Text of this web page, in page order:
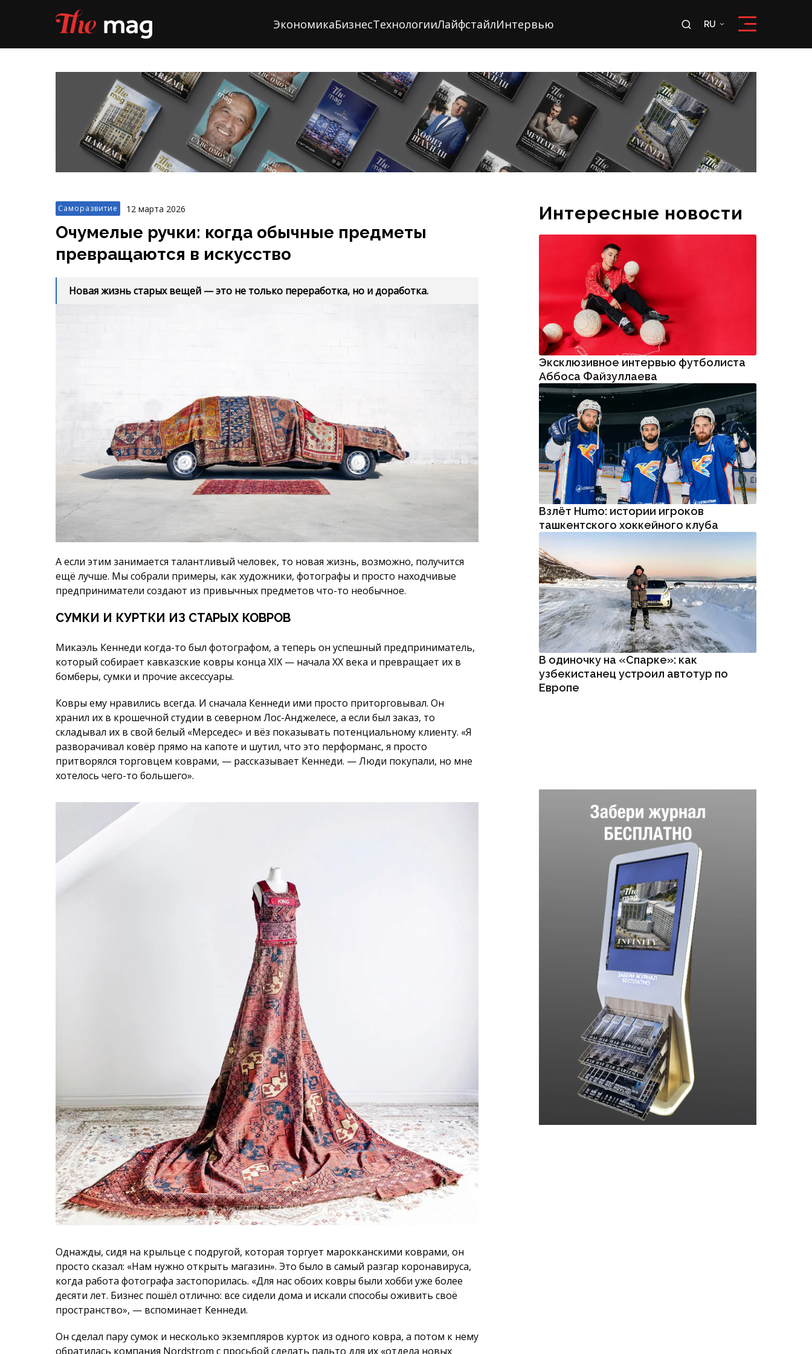
ЭкономикаБизнесТехнологииЛайфстайлИнтервью RU
Саморазвитие 12 марта 2026
Очумелые ручки: когда обычные предметы
превращаются в искусство
А если этим занимается талантливый человек, то новая жизнь, возможно, получится
ещё лучше. Мы собрали примеры, как художники, фотографы и просто находчивые
предприниматели создают из привычных предметов что-то необычное.
CУМКИ И КУРТКИ ИЗ СТАРЫХ КОВРОВ
который собирает кавказские ковры конца XIX — начала XX века и превращает их в
бомберы, сумки и прочие аксессуары.
хранил их в крошечной студии в северном Лос-Анджелесе, а если был заказ, то
разворачивал ковёр прямо на капоте и шутил, что это перформанс, я просто
притворялся торговцем коврами, — рассказывает Кеннеди. — Люди покупали, но мне
хотелось чего-то большего».
Однажды, сидя на крыльце с подругой, которая торгует марокканскими коврами, он
просто сказал: «Нам нужно открыть магазин». Это было в самый разгар коронавируса,
когда работа фотографа застопорилась. «Для нас обоих ковры были хобби уже более
десяти лет. Бизнес пошёл отлично: все сидели дома и искали способы оживить своё
пространство», — вспоминает Кеннеди.
обратилась компания Nordstrom с просьбой сделать пальто для их «отдела новых
концепций». На следующий год пришёл американский онлайн-магазин Mr. Porter и
попросил то же самое. И пошло-поехало.
Бо́льшую часть своего свободного времени Микаэль уделяет поиску необычных
в незнакомый город, найти единственного торговца коврами и попытаться уговорить
его провести нас в подсобку, чтобы посмотреть на вещи, которые он обычно и не
Интересные новости
Эксклюзивное интервью футболиста
Аббоса Файзуллаева
Взлёт Humo: истории игроков
ташкентского хоккейного клуба
В одиночку на «Спарке»: как
узбекистанец устроил автотур по
Европе